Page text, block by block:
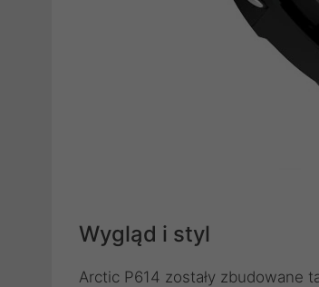
Wygląd i styl
Arctic P614 zostały zbudowane